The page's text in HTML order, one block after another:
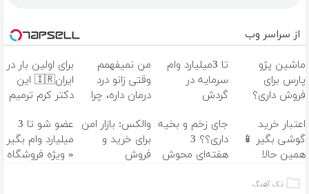
از سراسر وب
ماشین پژو
پارس برای
فروش داری؟
بفروشش
تا 3میلیارد وام
سرمایه در
گردش
فروشگاهت رو
ثبت کن
من نمیفهمم
وقتی زانو درد
درمان داره، چرا
تحمل میکنی؟❗
برای اولین بار در
ایران🇮🇷 این
دکتر کرم ترمیم
ساخت!
اعتبار خرید
گوشی بگیر 📱
همین حالا
بده 🎯
جای زخم و بخیه
داری؟؟ 3
هفته‌ای محوش
والکس: بازار امن
برای خرید و
فروش
عضو شو تا 3
میلیارد وام بگیر
« ویژه فروشگاه
تک آهنگ